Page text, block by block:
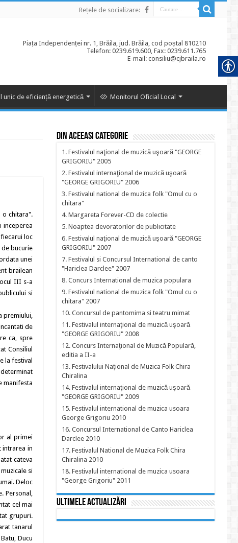
Rețele de socializare:
Piața Independenței nr. 1, Brăila, jud. Brăila, cod poștal 810210
Telefon: 0239.619.600, Fax: 0239.611.765
E-mail: consiliu@cjbraila.ro
unic de eficiență energetică Monitorul Oficial Local
o chitara".
loc
de bucurie
unei
brailean
III s-a
si
premiului,
de
ca, spre
Consiliul
la festival
manifesta
al primei
intrarea in
cateva
si
Deloc
Personal,
cel mai
grupuri.
tanarul
Ducu
Din aceeasi categorie
1. Festivalul naţional de muzică uşoară "GEORGE
GRIGORIU" 2005
2. Festivalul internaţional de muzică uşoară
"GEORGE GRIGORIU" 2006
3. Festivalul national de muzica folk "Omul cu o
chitara"
4. Margareta Forever-CD de colectie
5. Noaptea devoratorilor de publicitate
6. Festivalul naţional de muzică uşoară "GEORGE
GRIGORIU" 2007
7. Festivalul si Concursul International de canto
"Hariclea Darclee" 2007
8. Concurs International de muzica populara
9. Festivalul national de muzica folk "Omul cu o
chitara" 2007
10. Concursul de pantomima si teatru mimat
11. Festivalul internaţional de muzică uşoară
"GEORGE GRIGORIU" 2008
12. Concurs Internaţional de Muzică Populară,
editia a II-a
13. Festivalului Naţional de Muzica Folk Chira
Chiralina
14. Festivalul internaţional de muzică uşoară
"GEORGE GRIGORIU" 2009
15. Festivalul international de muzica usoara
George Grigoriu 2010
16. Concursul International de Canto Hariclea
Darclee 2010
17. Festivalul National de Muzica Folk Chira
Chiralina 2010
18. Festivalul international de muzica usoara
"George Grigoriu" 2011
Ultimele actualizări